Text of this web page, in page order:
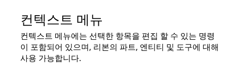
컨텍스트 메뉴
컨텍스트 메뉴에는 선택한 항목을 편집 할 수 있는 명령
이 포함되어 있으며, 리본의 파트, 엔티티 및 도구에 대해
사용 가능합니다.